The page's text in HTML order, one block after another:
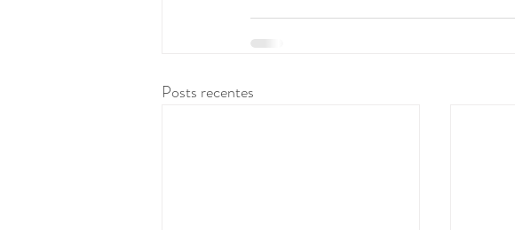
Posts recentes